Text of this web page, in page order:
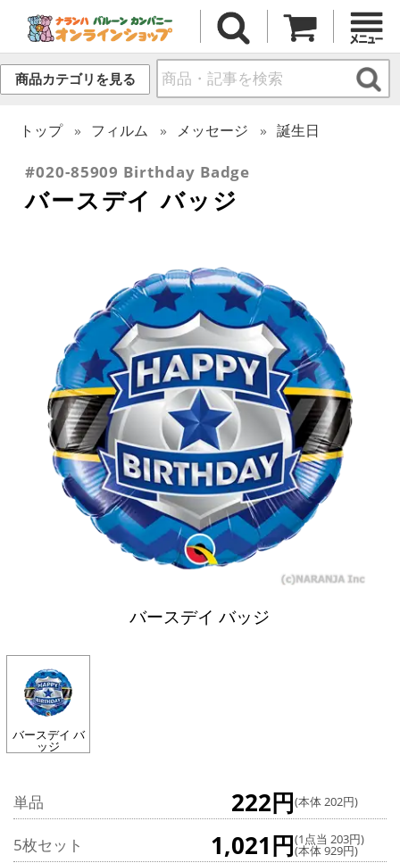
商品カテゴリを見る
トップ フィルム メッセージ 誕生日
#020-85909 Birthday Badge
バースデイ バッジ
バースデイ バッジ
バースデイ バ
ッジ
単品 222円(本体 202円)
5枚セット 1,021円(1点当 203円)
(本体 929円)